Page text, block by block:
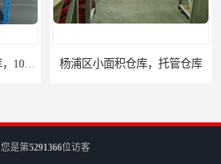
杨浦区小面积仓库，托管仓库
您是第5291366位访客